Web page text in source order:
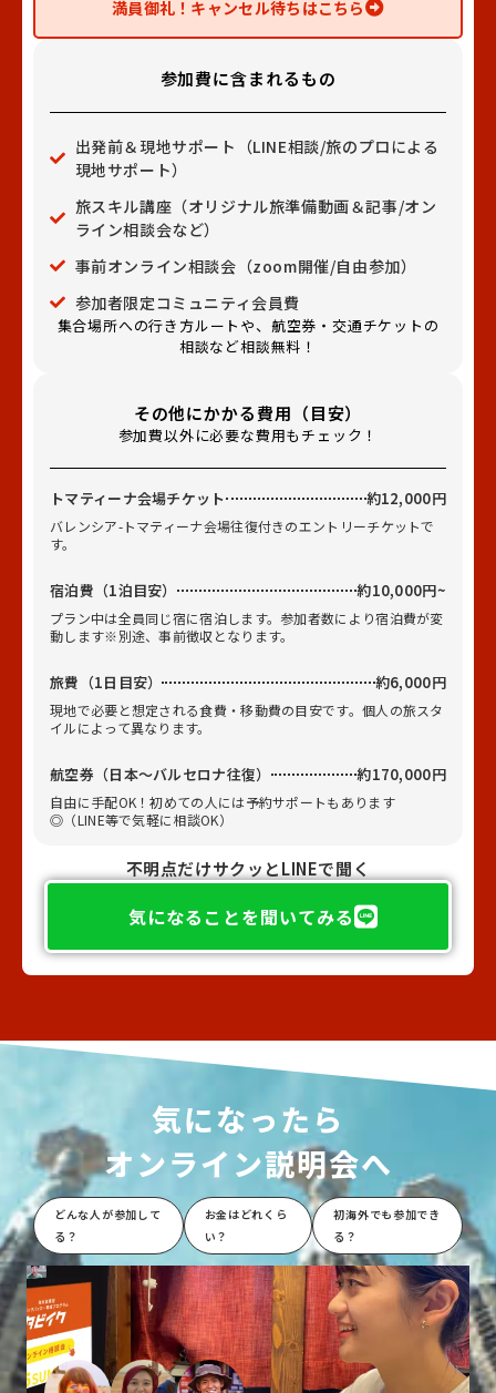
満員御礼！キャンセル待ちはこちら
参加費に含まれるもの
出発前＆現地サポート（LINE相談/旅のプロによる
現地サポート）
旅スキル講座（オリジナル旅準備動画＆記事/オン
ライン相談会など）
事前オンライン相談会（zoom開催/自由参加）
参加者限定コミュニティ会員費
集合場所への行き方ルートや、航空券・交通チケットの
相談など相談無料！
その他にかかる費用（目安）
参加費以外に必要な費用もチェック！
トマティーナ会場チケット 約12,000円
バレンシア-トマティーナ会場往復付きのエントリーチケットで
す。
宿泊費（1泊目安） 約10,000円~
プラン中は全員同じ宿に宿泊します。参加者数により宿泊費が変
動します※別途、事前徴収となります。
旅費（1日目安） 約6,000円
現地で必要と想定される食費・移動費の目安です。個人の旅スタ
イルによって異なります。
航空券（日本〜バルセロナ往復） 約170,000円
自由に手配OK！初めての人には予約サポートもあります
◎（LINE等で気軽に相談OK）
不明点だけサクッとLINEで聞く
気になることを聞いてみる
気になったら
オンライン説明会へ
どんな人が参加して
る？
お金はどれくら
い？
初海外でも参加でき
る？